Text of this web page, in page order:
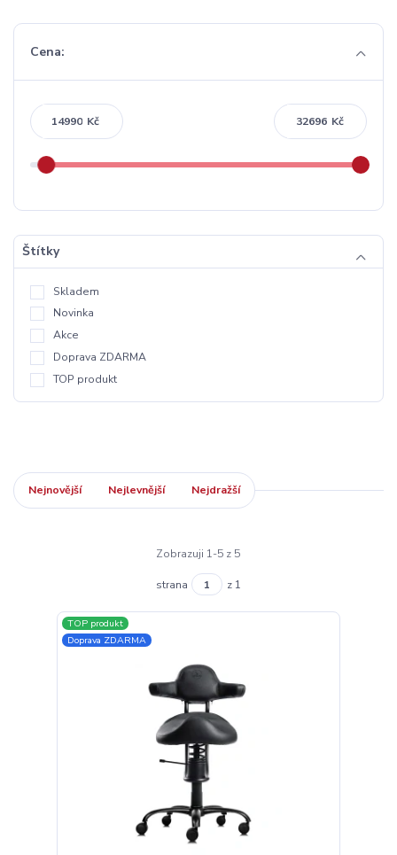
Cena:
Kč Kč
Štítky
Skladem
Novinka
Akce
Doprava ZDARMA
TOP produkt
Nejnovější Nejlevnější Nejdražší
Zobrazuji 1-5 z 5
strana z 1
TOP produkt
Doprava ZDARMA